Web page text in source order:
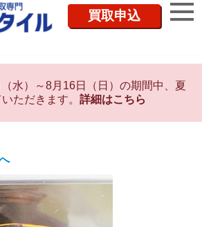
買取申込
水）～8月16日（日）の期間中、夏
ただきます。 詳細はこちら